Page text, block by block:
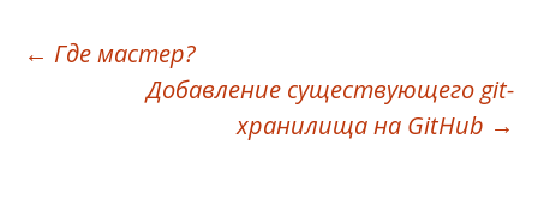
Навигация
← Где мастер?
Добавление существующего git-
хранилища на GitHub →